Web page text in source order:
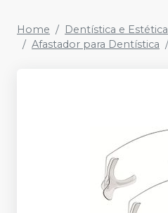
Home
Dentística e Estética
Afastador para Dentística